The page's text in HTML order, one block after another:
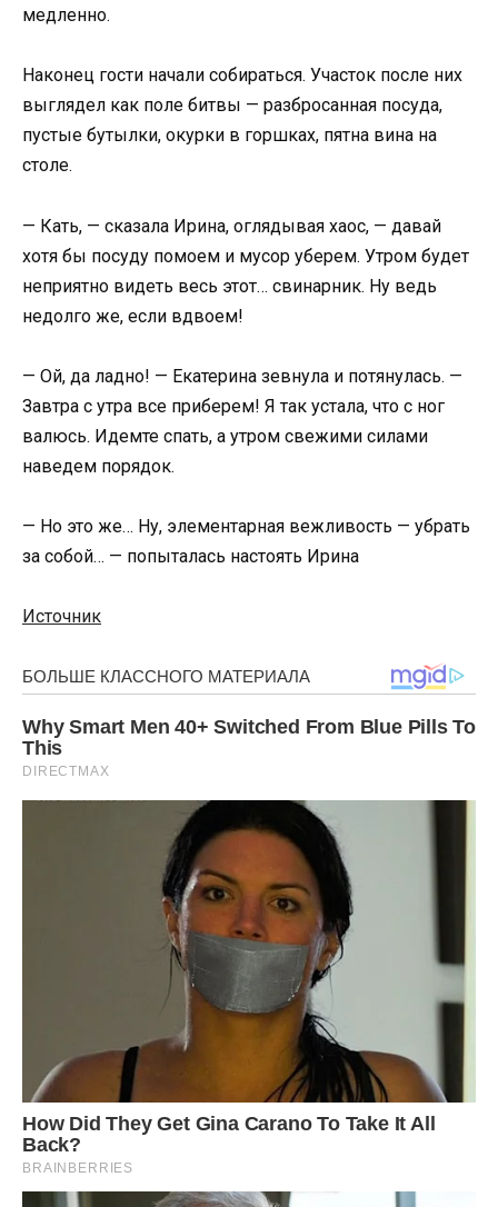
медленно.
Наконец гости начали собираться. Участок после них
выглядел как поле битвы — разбросанная посуда,
пустые бутылки, окурки в горшках, пятна вина на
столе.
— Кать, — сказала Ирина, оглядывая хаос, — давай
хотя бы посуду помоем и мусор уберем. Утром будет
неприятно видеть весь этот… свинарник. Ну ведь
недолго же, если вдвоем!
— Ой, да ладно! — Екатерина зевнула и потянулась. —
Завтра с утра все приберем! Я так устала, что с ног
валюсь. Идемте спать, а утром свежими силами
наведем порядок.
— Но это же… Ну, элементарная вежливость — убрать
за собой… — попыталась настоять Ирина
Источник